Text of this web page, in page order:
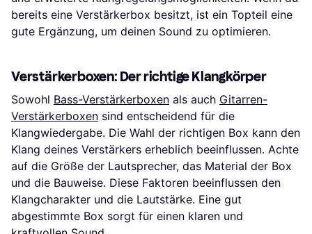
bereits eine Verstärkerbox besitzt, ist ein Topteil eine
gute Ergänzung, um deinen Sound zu optimieren.
Verstärkerboxen: Der richtige Klangkörper
Sowohl Bass-Verstärkerboxen als auch Gitarren-
Verstärkerboxen sind entscheidend für die
Klangwiedergabe. Die Wahl der richtigen Box kann den
Klang deines Verstärkers erheblich beeinflussen. Achte
auf die Größe der Lautsprecher, das Material der Box
und die Bauweise. Diese Faktoren beeinflussen den
Klangcharakter und die Lautstärke. Eine gut
abgestimmte Box sorgt für einen klaren und